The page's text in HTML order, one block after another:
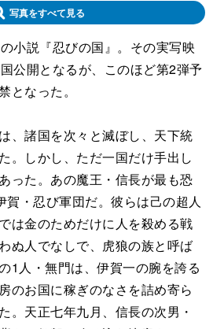
写真をすべて見る
小説『忍びの国』。その実写映
公開となるが、このほど第2弾予
となった。
、諸国を次々と滅ぼし、天下統
。しかし、ただ一国だけ手出し
った。あの魔王・信長が最も恐
・忍び軍団だ。彼らは己の超人
は金のためだけに人を殺める戦
ぬ人でなしで、虎狼の族と呼ば
1人・無門は、伊賀一の腕を誇る
のお国に稼ぎのなさを詰め寄ら
。天正七年九月、信長の次男・